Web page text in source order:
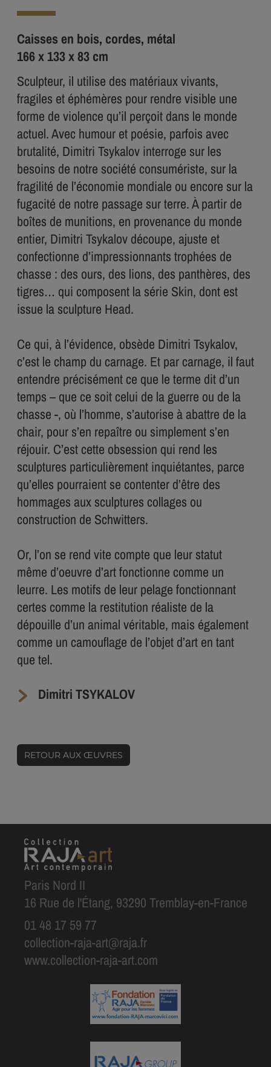
Caisses en bois, cordes, métal
166 x 133 x 83 cm
Sculpteur, il utilise des matériaux vivants,
fragiles et éphémères pour rendre visible une
forme de violence qu’il perçoit dans le monde
actuel. Avec humour et poésie, parfois avec
brutalité, Dimitri Tsykalov interroge sur les
besoins de notre société consumériste, sur la
fragilité de l’économie mondiale ou encore sur la
fugacité de notre passage sur terre. À partir de
boîtes de munitions, en provenance du monde
entier, Dimitri Tsykalov découpe, ajuste et
confectionne d’impressionnants trophées de
chasse : des ours, des lions, des panthères, des
tigres… qui composent la série Skin, dont est
issue la sculpture Head.
Ce qui, à l’évidence, obsède Dimitri Tsykalov,
c’est le champ du carnage. Et par carnage, il faut
entendre précisément ce que le terme dit d’un
temps – que ce soit celui de la guerre ou de la
chasse -, où l’homme, s’autorise à abattre de la
chair, pour s’en repaître ou simplement s’en
réjouir. C’est cette obsession qui rend les
sculptures particulièrement inquiétantes, parce
qu’elles pourraient se contenter d’être des
hommages aux sculptures collages ou
construction de Schwitters.
Or, l’on se rend vite compte que leur statut
même d’oeuvre d’art fonctionne comme un
leurre. Les motifs de leur pelage fonctionnant
certes comme la restitution réaliste de la
dépouille d’un animal véritable, mais également
comme un camouflage de l’objet d’art en tant
que tel.
Dimitri TSYKALOV
RETOUR AUX ŒUVRES
Paris Nord II
16 Rue de l'Étang, 93290 Tremblay-en-France
01 48 17 59 77
collection-raja-art@raja.fr
www.collection-raja-art.com